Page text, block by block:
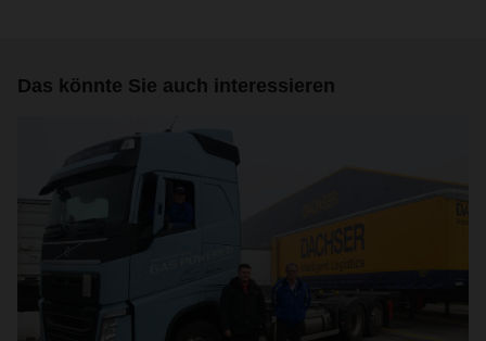
Das könnte Sie auch interessieren